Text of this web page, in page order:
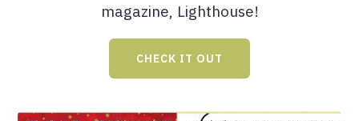
magazine, Lighthouse!
CHECK IT OUT